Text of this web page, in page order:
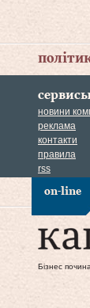
новини
реклама
контакти
правила
rss
on-line
Бізнес